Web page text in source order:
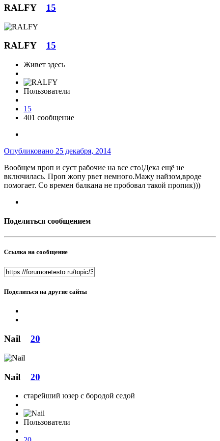
RALFY 15
RALFY 15
Живет здесь
Пользователи
15
401 сообщение
Опубликовано 25 декабря, 2014
Вообщем проп и суст рабочие на все сто!Дека ещё не
включилась. Проп жопу рвет немного.Мажу найзом,вроде
помогает. Со времен балкана не пробовал такой пропик)))
Поделиться сообщением
Ссылка на сообщение
Поделиться на другие сайты
Nail 20
Nail 20
старейший юзер с бородой седой
Пользователи